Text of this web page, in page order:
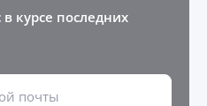
курсе последних